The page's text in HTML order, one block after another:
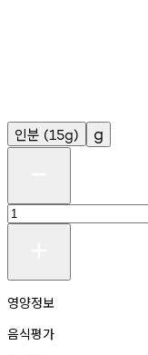
인분 (15g) g
영양정보
음식평가